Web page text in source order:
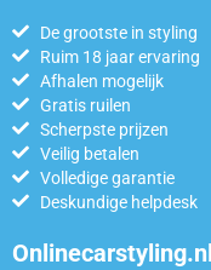
De grootste in styling
Ruim 18 jaar ervaring
Afhalen mogelijk
Gratis ruilen
Scherpste prijzen
Veilig betalen
Volledige garantie
Deskundige helpdesk
Onlinecarstyling.nl